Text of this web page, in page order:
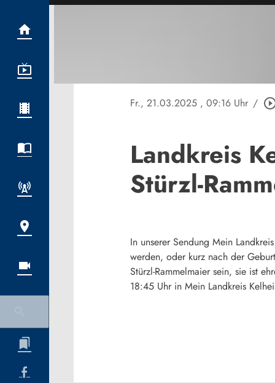
Fr., 21.03.2025 , 09:16 Uhr /
Landkreis
Stürzl-
In unserer Sendung Mein
werden, oder kurz nach der
Stürzl-Rammelmaier sein, sie ist
18:45 Uhr in Mein Landkreis